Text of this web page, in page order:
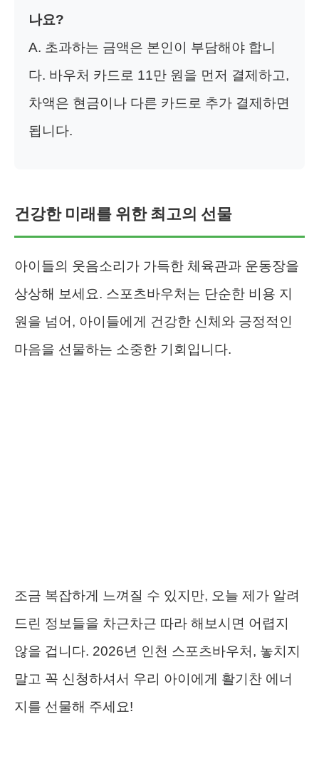
나요?
A. 초과하는 금액은 본인이 부담해야 합니
다. 바우처 카드로 11만 원을 먼저 결제하고,
차액은 현금이나 다른 카드로 추가 결제하면
됩니다.
건강한 미래를 위한 최고의 선물
아이들의 웃음소리가 가득한 체육관과 운동장을
상상해 보세요. 스포츠바우처는 단순한 비용 지
원을 넘어, 아이들에게 건강한 신체와 긍정적인
마음을 선물하는 소중한 기회입니다.
조금 복잡하게 느껴질 수 있지만, 오늘 제가 알려
드린 정보들을 차근차근 따라 해보시면 어렵지
않을 겁니다. 2026년 인천 스포츠바우처, 놓치지
말고 꼭 신청하셔서 우리 아이에게 활기찬 에너
지를 선물해 주세요!